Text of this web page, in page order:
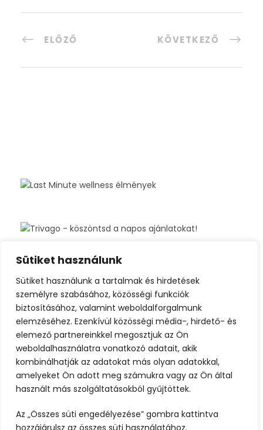
Sütiket használunk
Sütiket használunk a tartalmak és hirdetések
személyre szabásához, közösségi funkciók
biztosításához, valamint weboldalforgalmunk
elemzéséhez. Ezenkívül közösségi média-, hirdető- és
elemező partnereinkkel megosztjuk az Ön
weboldalhasználatra vonatkozó adatait, akik
kombinálhatják az adatokat más olyan adatokkal,
amelyeket Ön adott meg számukra vagy az Ön által
használt más szolgáltatásokból gyűjtöttek.
Az „Összes süti engedélyezése” gombra kattintva
hozzájárulsz az összes süti használatához.
ELŐZŐ KÖVETKEZŐ